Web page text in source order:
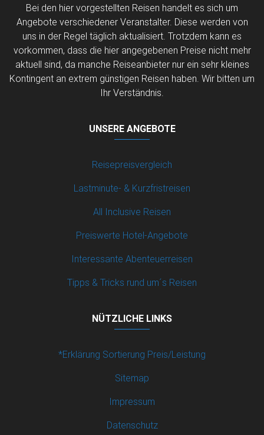
Bei den hier vorgestellten Reisen handelt es sich um
Angebote verschiedener Veranstalter. Diese werden von
uns in der Regel täglich aktualisiert. Trotzdem kann es
vorkommen, dass die hier angegebenen Preise nicht mehr
aktuell sind, da manche Reiseanbieter nur ein sehr kleines
Kontingent an extrem günstigen Reisen haben. Wir bitten um
Ihr Verständnis.
UNSERE ANGEBOTE
Reisepreisvergleich
Lastminute- & Kurzfristreisen
All Inclusive Reisen
Preiswerte Hotel-Angebote
Interessante Abenteuerreisen
Tipps & Tricks rund um´s Reisen
NÜTZLICHE LINKS
*Erklärung Sortierung Preis/Leistung
Sitemap
Impressum
Datenschutz